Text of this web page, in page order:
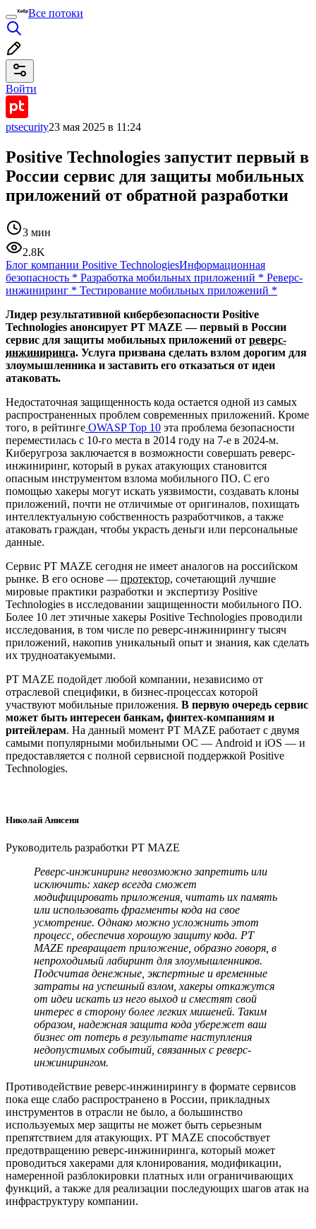
Все потоки
Войти
ptsecurity23 мая 2025 в 11:24
Positive Technologies запустит первый в
России сервис для защиты мобильных
приложений от обратной разработки
3 мин
2.8K
Блог компании Positive TechnologiesИнформационная
безопасность * Разработка мобильных приложений * Реверс-
инжиниринг * Тестирование мобильных приложений *
Лидер результативной кибербезопасности Positive
Technologies анонсирует PT MAZE — первый в России
сервис для защиты мобильных приложений от реверс-
инжиниринга. Услуга призвана сделать взлом дорогим для
злоумышленника и заставить его отказаться от идеи
атаковать.
Недостаточная защищенность кода остается одной из самых
распространенных проблем современных приложений. Кроме
того, в рейтинге OWASP Top 10 эта проблема безопасности
переместилась с 10-го места в 2014 году на 7-е в 2024-м.
Киберугроза заключается в возможности совершать реверс-
инжиниринг, который в руках атакующих становится
опасным инструментом взлома мобильного ПО. С его
помощью хакеры могут искать уязвимости, создавать клоны
приложений, почти не отличимые от оригиналов, похищать
интеллектуальную собственность разработчиков, а также
атаковать граждан, чтобы украсть деньги или персональные
данные.
Сервис PT MAZE сегодня не имеет аналогов на российском
рынке. В его основе — протектор, сочетающий лучшие
мировые практики разработки и экспертизу Positive
Technologies в исследовании защищенности мобильного ПО.
Более 10 лет этичные хакеры Positive Technologies проводили
исследования, в том числе по реверс-инжинирингу тысяч
приложений, накопив уникальный опыт и знания, как сделать
их трудноатакуемыми.
PT MAZE подойдет любой компании, независимо от
отраслевой специфики, в бизнес-процессах которой
участвуют мобильные приложения. В первую очередь сервис
может быть интересен банкам, финтех-компаниям и
ритейлерам. На данный момент PT MAZE работает с двумя
самыми популярными мобильными ОС — Android и iOS — и
предоставляется с полной сервисной поддержкой Positive
Technologies.
Николай Анисеня
Руководитель разработки PT MAZE
Реверс-инжиниринг невозможно запретить или
исключить: хакер всегда сможет
модифицировать приложения, читать их память
или использовать фрагменты кода на свое
усмотрение. Однако можно усложнить этот
процесс, обеспечив хорошую защиту кода. PT
MAZE превращает приложение, образно говоря, в
непроходимый лабиринт для злоумышленников.
Подсчитав денежные, экспертные и временные
затраты на успешный взлом, хакеры откажутся
от идеи искать из него выход и сместят свой
интерес в сторону более легких мишеней. Таким
образом, надежная защита кода убережет ваш
бизнес от потерь в результате наступления
недопустимых событий, связанных с реверс-
инжинирингом.
Противодействие реверс-инжинирингу в формате сервисов
пока еще слабо распространено в России, прикладных
инструментов в отрасли не было, а большинство
используемых мер защиты не может быть серьезным
препятствием для атакующих. PT MAZE способствует
предотвращению реверс-инжиниринга, который может
проводиться хакерами для клонирования, модификации,
намеренной разблокировки платных или ограничивающих
функций, а также для реализации последующих шагов атак на
инфраструктуру компании.